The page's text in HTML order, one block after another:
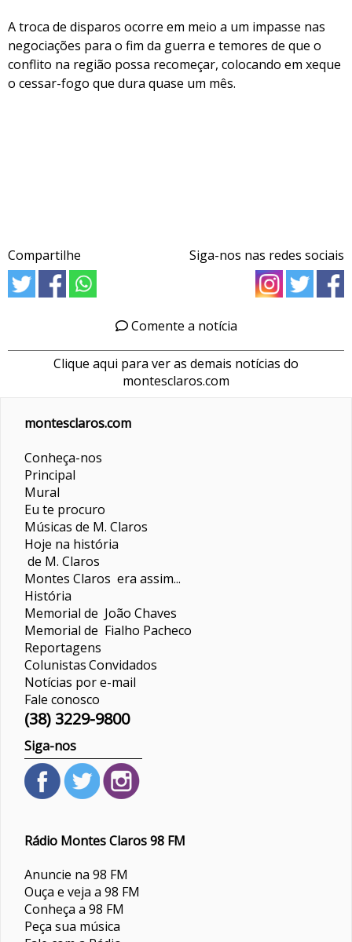
A troca de disparos ocorre em meio a um impasse nas
negociações para o fim da guerra e temores de que o
conflito na região possa recomeçar, colocando em xeque
o cessar-fogo que dura quase um mês.
Compartilhe Siga-nos nas redes sociais
Comente a notícia
Clique aqui para ver as demais notícias do
montesclaros.com
montesclaros.com
Conheça-nos
Principal
Mural
Eu te procuro
Músicas de M. Claros
Hoje na história
de M. Claros
Montes Claros era assim...
História
Memorial de João Chaves
Memorial de Fialho Pacheco
Reportagens
ColunistasConvidados
Notícias por e-mail
Fale conosco
(38) 3229-9800
Siga-nos
Rádio Montes Claros 98 FM
Anuncie na 98 FM
Ouça e veja a 98 FM
Conheça a 98 FM
Peça sua música